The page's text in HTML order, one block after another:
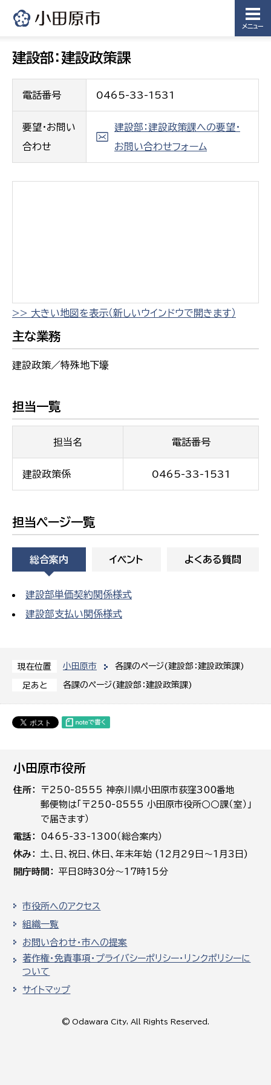
メニュー
会事務局
現在位置 小田原市 各課のページ(建設部：建設政策課)
足あと 各課のページ(建設部：建設政策課)
建設部：建設政策課
電話番号 0465-33-1531
要望・お問い
合わせ
建設部：建設政策課への要望・
お問い合わせフォーム
>> 大きい地図を表示（新しいウインドウで開きます）
主な業務
建設政策／特殊地下壕
担当一覧
担当名 電話番号
建設政策係 0465-33-1531
担当ページ一覧
総合案内 イベント よくある質問
建設部単価契約関係様式
建設部支払い関係様式
小田原市役所
住所
〒250-8555 神奈川県小田原市荻窪300番地
郵便物は「〒250-8555 小田原市役所○○課（室）」
で届きます）
電話
0465-33-1300（総合案内）
休み
土､日､祝日、休日、年末年始 (12月29日～1月3日)
開庁時間
平日8時30分～17時15分
市役所へのアクセス
組織一覧
お問い合わせ・市への提案
著作権・免責事項・プライバシーポリシー・リンクポリシーに
ついて
サイトマップ
© Odawara City, All Rights Reserved.